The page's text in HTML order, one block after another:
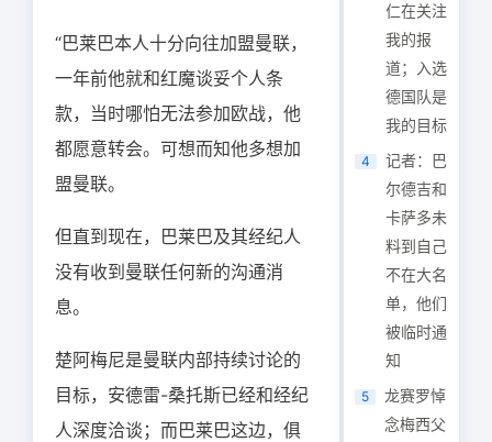
“巴莱巴本人十分向往加盟曼联，
一年前他就和红魔谈妥个人条
款，当时哪怕无法参加欧战，他
都愿意转会。可想而知他多想加
盟曼联。
但直到现在，巴莱巴及其经纪人
没有收到曼联任何新的沟通消
息。
楚阿梅尼是曼联内部持续讨论的
目标，安德雷-桑托斯已经和经纪
人深度洽谈；而巴莱巴这边，俱
仁在关注
我的报
道；入选
德国队是
我的目标
4
记者：巴
尔德吉和
卡萨多未
料到自己
不在大名
单，他们
被临时通
知
5
龙赛罗悼
念梅西父